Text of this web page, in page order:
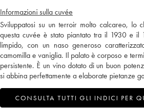
Informazioni sulla cuvée
Sviluppatosi su un terroir molto calcareo, lo
questa cuvée è stato piantato tra il 1930 e il
limpido, con un naso generoso
camomilla e vaniglia. Il palato è corposo e
persistente. È un vino dotato di un buon
si abbina perfettamente a elaborate pietanze
CONSULTA TUTTI GLI INDICI PER